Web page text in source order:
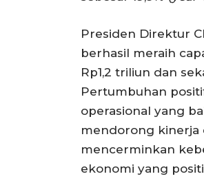
Presiden Direktur
berhasil meraih
Rp1,2 triliun dan
Pertumbuhan
operasional yang
mendorong kinerja
mencerminkan
ekonomi yang